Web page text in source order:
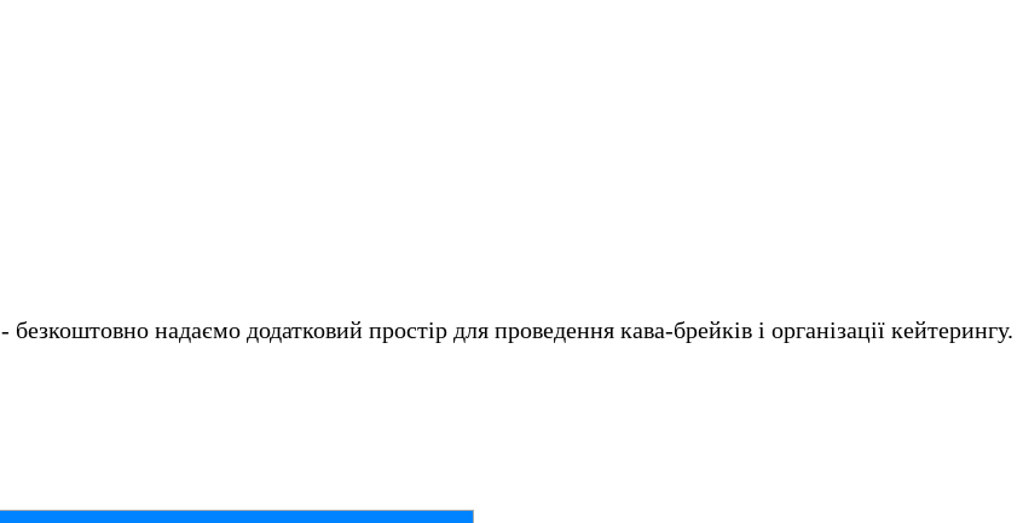
- безкоштовно надаємо додатковий простір для проведення кава-брейків і організації кейтерингу.